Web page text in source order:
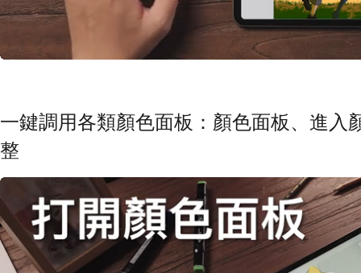
一鍵調用各類顏色面板：顏色面板、進入
整